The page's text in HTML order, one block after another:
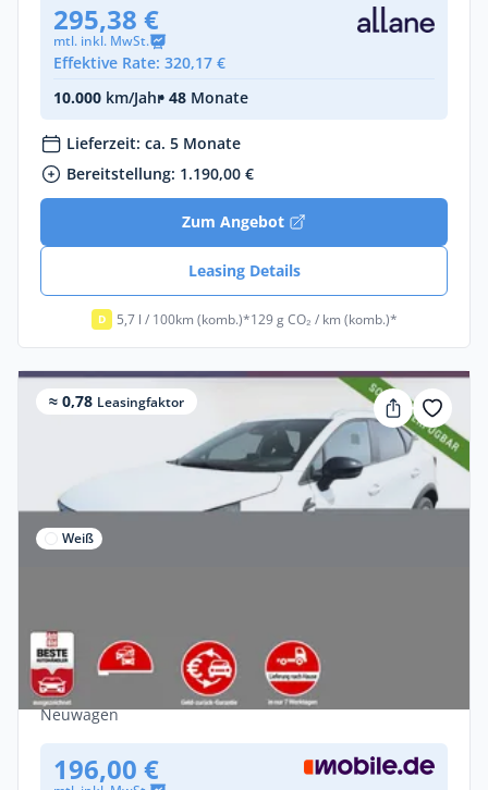
295,38 €
mtl. inkl. MwSt.
Effektive Rate: 320,17 €
10.000 km/Jahr• 48 Monate
Lieferzeit: ca. 5 Monate
Bereitstellung: 1.190,00 €
Zum Angebot
Leasing Details
D 5,7 l / 100km (komb.)*129 g CO₂ / km (komb.)*
≈ 0,78 Leasingfaktor
Weiß
Mitsubishi ASX Plus MT SHZ LED+ Keyl
LM17 CarPlay PrivG Kam
Benzin •
91 PS (67 kW)
Neuwagen
196,00 €